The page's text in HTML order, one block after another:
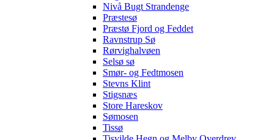
Nivå Bugt Strandenge
Præstesø
Præstø Fjord og Feddet
Ravnstrup Sø
Rørvighalvøen
Selsø sø
Smør- og Fedtmosen
Stevns Klint
Stigsnæs
Store Hareskov
Sømosen
Tissø